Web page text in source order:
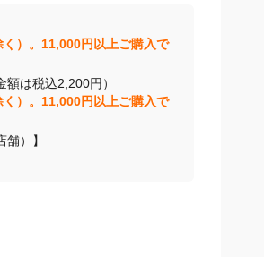
）。11,000円以上ご購入で
額は税込2,200円）
）。11,000円以上ご購入で
舗）】